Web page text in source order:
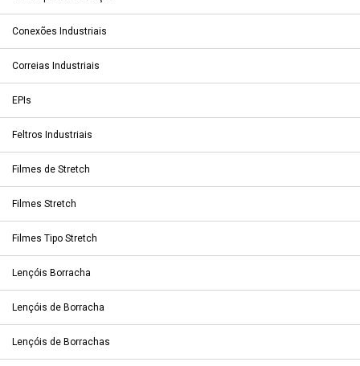
Conexões Industriais
Correias Industriais
EPIs
Feltros Industriais
Filmes de Stretch
Filmes Stretch
Filmes Tipo Stretch
Lençóis Borracha
Lençóis de Borracha
Lençóis de Borrachas